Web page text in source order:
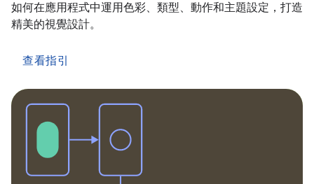
如何在應用程式中運用色彩、類型、動作和主題設定，打造
精美的視覺設計。
查看指引